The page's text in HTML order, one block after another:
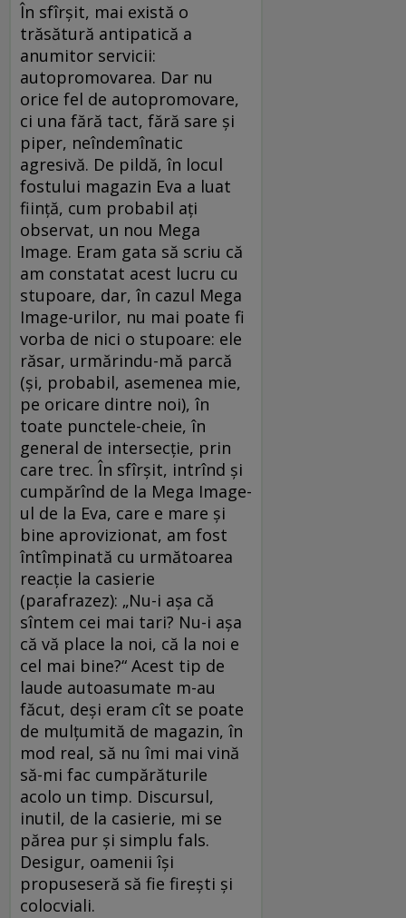
În sfîrşit, mai există o
trăsătură antipatică a
anumitor servicii:
autopromovarea. Dar nu
orice fel de autopromovare,
ci una fără tact, fără sare şi
piper, neîndemînatic
agresivă. De pildă, în locul
fostului magazin Eva a luat
fiinţă, cum probabil aţi
observat, un nou Mega
Image. Eram gata să scriu că
am constatat acest lucru cu
stupoare, dar, în cazul Mega
Image-urilor, nu mai poate fi
vorba de nici o stupoare: ele
răsar, urmărindu-mă parcă
(şi, probabil, asemenea mie,
pe oricare dintre noi), în
toate punctele-cheie, în
general de intersecţie, prin
care trec. În sfîrşit, intrînd şi
cumpărînd de la Mega Image-
ul de la Eva, care e mare şi
bine aprovizionat, am fost
întîmpinată cu următoarea
reacţie la casierie
(parafrazez): „Nu-i aşa că
sîntem cei mai tari? Nu-i aşa
că vă place la noi, că la noi e
cel mai bine?“ Acest tip de
laude autoasumate m-au
făcut, deşi eram cît se poate
de mulţumită de magazin, în
mod real, să nu îmi mai vină
să-mi fac cumpărăturile
acolo un timp. Discursul,
inutil, de la casierie, mi se
părea pur şi simplu fals.
Desigur, oamenii îşi
propuseseră să fie fireşti şi
colocviali.